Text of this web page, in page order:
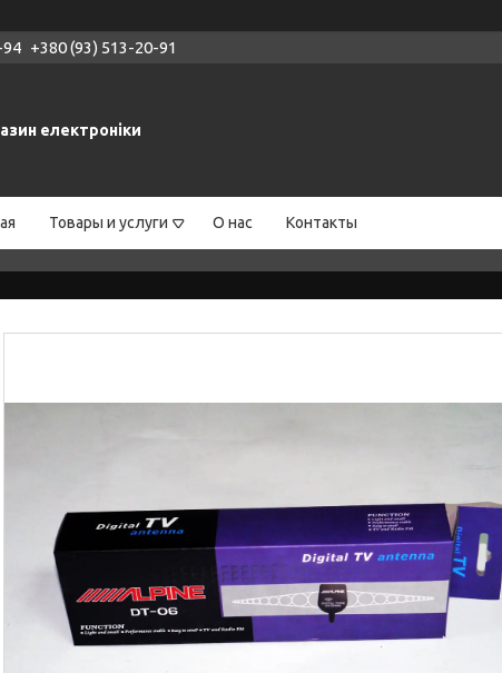
94 +380 (93) 513-20-91
електроніки
Товары и услуги О нас Контакты